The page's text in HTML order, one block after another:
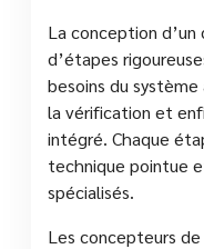
La conception
d’étapes
besoins du
la vérification et
intégré. Chaque
technique pointue
spécialisés.
Les concepteurs